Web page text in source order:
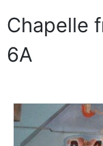
Chapelle
6A